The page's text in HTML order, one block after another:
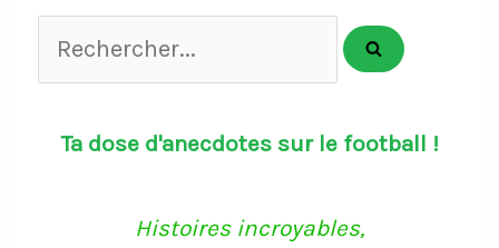
Rechercher...
Ta dose d'anecdotes sur le football !
Histoires incroyables,